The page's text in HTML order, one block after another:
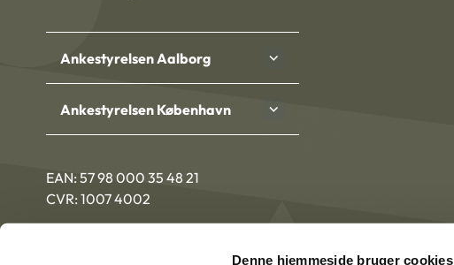
Denne hjemmeside bruger cookies
Ankestyrelsen Aalborg
Ankestyrelsen København
EAN: 57 98 000 35 48 21
CVR: 1007 4002